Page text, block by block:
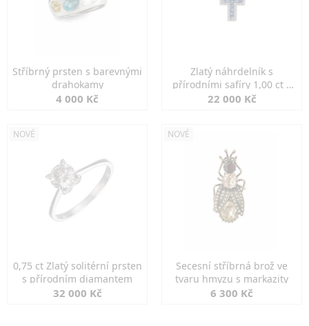
Stříbrný prsten s barevnými
drahokamy
4 000 Kč
Zlatý náhrdelník s
přírodními safíry 1,00 ct a
diamanty
22 000 Kč
NOVÉ
0,75 ct Zlatý solitérní prsten
s přírodním diamantem
32 000 Kč
NOVÉ
Secesní stříbrná brož ve
tvaru hmyzu s markazity
6 300 Kč